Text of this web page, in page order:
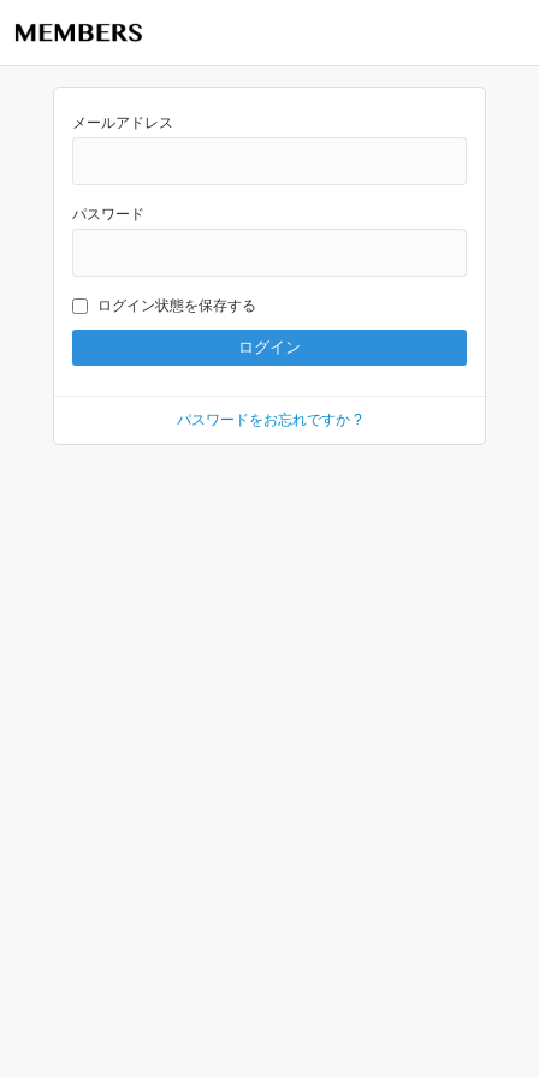
メールアドレス
パスワード
ログイン状態を保存する
パスワードをお忘れですか ?